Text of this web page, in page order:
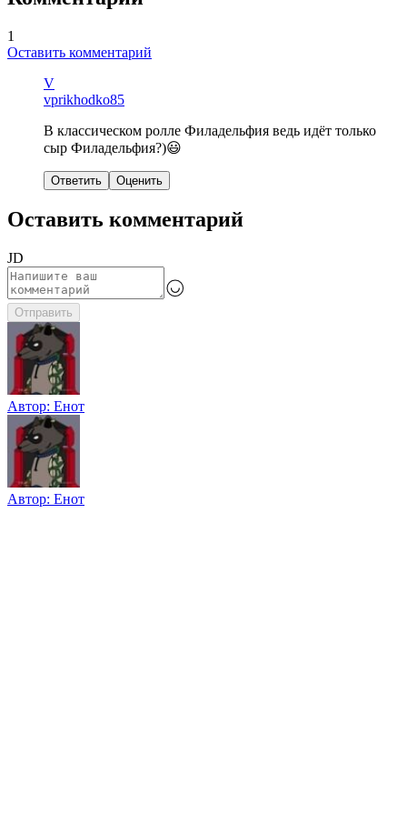
1
Оставить комментарий
V
vprikhodko85
В классическом ролле Филадельфия ведь идёт только
сыр Филадельфия?)😃
Ответить Оценить
Оставить комментарий
JD
Отправить
Автор: Енот
Автор: Енот